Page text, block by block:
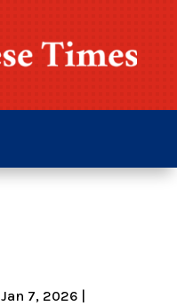
Jan 7, 2026|